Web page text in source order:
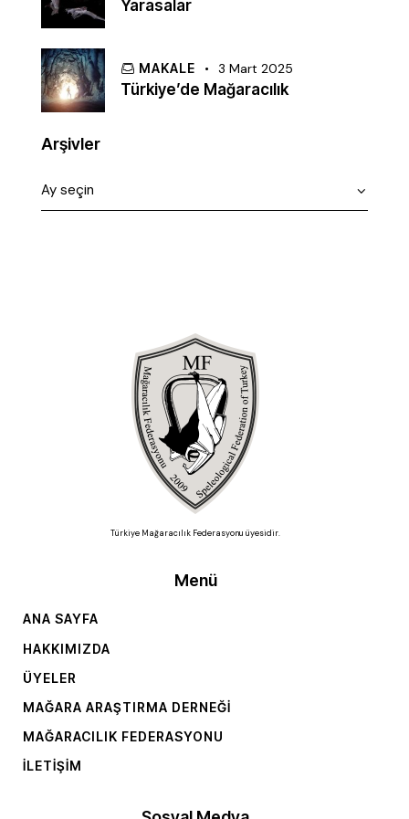
Yarasalar
MAKALE 3 Mart 2025
Türkiye’de Mağaracılık
Arşivler
Türkiye Mağaracılık Federasyonu üyesidir.
Menü
ANA SAYFA
HAKKIMIZDA
ÜYELER
MAĞARA ARAŞTIRMA DERNEĞI
MAĞARACILIK FEDERASYONU
İLETIŞIM